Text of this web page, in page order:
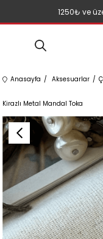
1250₺ ve
Anasayfa Aksesuarlar
Kirazlı Metal Mandal Toka